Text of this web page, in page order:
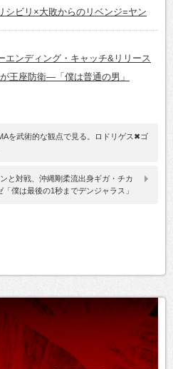
シビリ×大敗からのリベンジ=ヤン
エンディング・キャッチ&リリース
王座防衛―「僕は普通の男」
を武術的な観点で見る。ロドリゲス✖ゴ
と対戦、沖縄剛柔流出身ギガ・チカ
「僕は最後の1秒までデンジャラス」